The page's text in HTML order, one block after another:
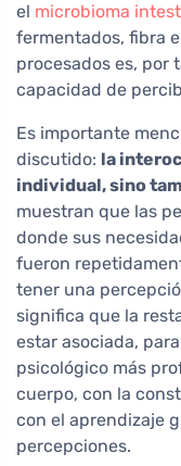
el microbioma
fermentados, fibra
procesados es, por
capacidad de
Es importante
discutido: la
individual, sino
muestran que las
donde sus
fueron
tener una
significa que la
estar asociada,
psicológico más
cuerpo, con la
con el aprendizaje
percepciones.